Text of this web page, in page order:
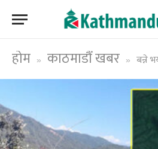
होम » काठमाडौं खबर » बन्ने भयो